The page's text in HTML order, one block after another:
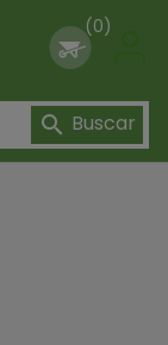
(0)
 Buscar